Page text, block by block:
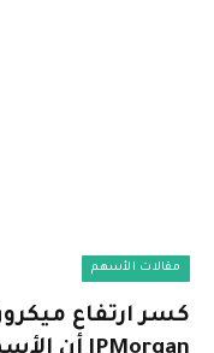
مقالات الأسهم
كسر ارتفاع